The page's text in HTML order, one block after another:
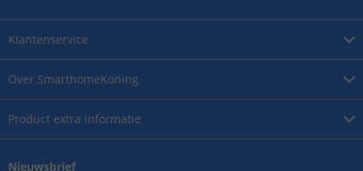
Over SmarthomeKoning
Product extra informatie
Klantenservice
Nieuwsbrief